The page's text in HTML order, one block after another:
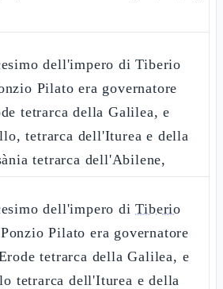
dell'impero di Tiberio
Pilato era governatore
tetrarca della Galilea, e
tetrarca dell'Iturea e della
tetrarca dell'Abilene,
dell'impero diTiberio
Pilato era governatore
tetrarca della Galilea, e
tetrarca dell'Iturea e della